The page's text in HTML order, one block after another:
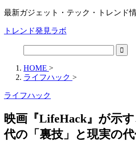
最新ガジェット・テック・トレンド
トレンド発見ラボ
HOME >
ライフハック >
ライフハック
映画『LifeHack』が示
代の「裏技」と現実の